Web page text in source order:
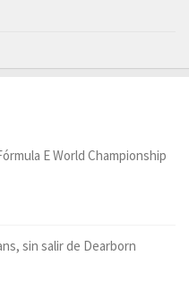
E World Championship
sin salir de Dearborn